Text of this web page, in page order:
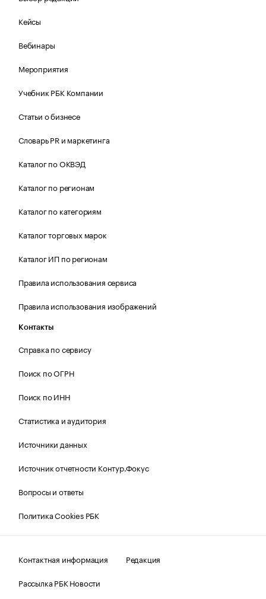
Кейсы
Вебинары
Мероприятия
Учебник РБК Компании
Статьи о бизнесе
Словарь PR и маркетинга
Каталог по ОКВЭД
Каталог по регионам
Каталог по категориям
Каталог торговых марок
Каталог ИП по регионам
Правила использования сервиса
Правила использования изображений
Контакты
Справка по сервису
Поиск по ОГРН
Поиск по ИНН
Статистика и аудитория
Источники данных
Источник отчетности Контур.Фокус
Вопросы и ответы
Политика Cookies РБК
Контактная информация
Редакция
Рассылка РБК Новости